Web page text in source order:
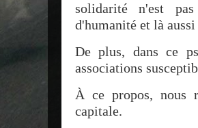
solidarité n'est
d'humanité et là
De plus, dans ce
associations
À ce propos, nous
capitale.